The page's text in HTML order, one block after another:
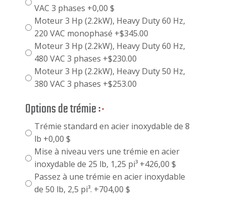
VAC 3 phases +0,00 $
Moteur 3 Hp (2.2kW), Heavy Duty 60 Hz,
220 VAC monophasé +$345.00
Moteur 3 Hp (2.2kW), Heavy Duty 60 Hz,
480 VAC 3 phases +$230.00
Moteur 3 Hp (2.2kW), Heavy Duty 50 Hz,
380 VAC 3 phases +$253.00
Options de trémie :*
Trémie standard en acier inoxydable de 8
lb +0,00 $
Mise à niveau vers une trémie en acier
inoxydable de 25 lb, 1,25 pi³ +426,00 $
Passez à une trémie en acier inoxydable
de 50 lb, 2,5 pi³. +704,00 $